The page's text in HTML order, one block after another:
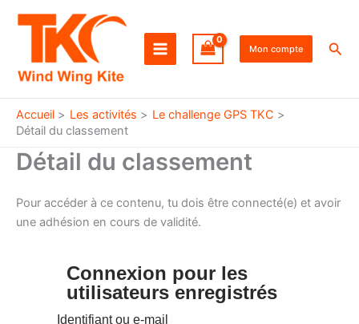
Mon compte
Accueil Les activités
Le challenge GPS TKC
Détail du classement
Détail du classement
Pour accéder à ce contenu, tu dois être connecté(e) et avoir
une adhésion en cours de validité.
Connexion pour les
utilisateurs enregistrés
Identifiant ou e-mail